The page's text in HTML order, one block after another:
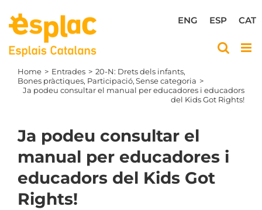
content
CAT
ESP
ENG
Home Entrades
20-N: Drets dels infants
Bones pràctiques Participació Sense categoria
Ja podeu consultar el manual per educadores i educadors
del Kids Got Rights!
Ja podeu consultar el
manual per educadores i
educadors del Kids Got
Rights!